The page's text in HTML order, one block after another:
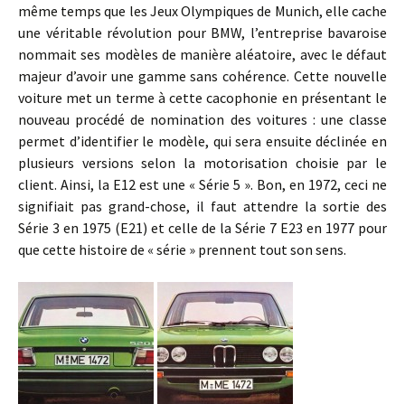
même temps que les Jeux Olympiques de Munich, elle cache
une véritable révolution pour BMW, l’entreprise bavaroise
nommait ses modèles de manière aléatoire, avec le défaut
majeur d’avoir une gamme sans cohérence. Cette nouvelle
voiture met un terme à cette cacophonie en présentant le
nouveau procédé de nomination des voitures : une classe
permet d’identifier le modèle, qui sera ensuite déclinée en
plusieurs versions selon la motorisation choisie par le
client. Ainsi, la E12 est une « Série 5 ». Bon, en 1972, ceci ne
signifiait pas grand-chose, il faut attendre la sortie des
Série 3 en 1975 (E21) et celle de la Série 7 E23 en 1977 pour
que cette histoire de « série » prennent tout son sens.